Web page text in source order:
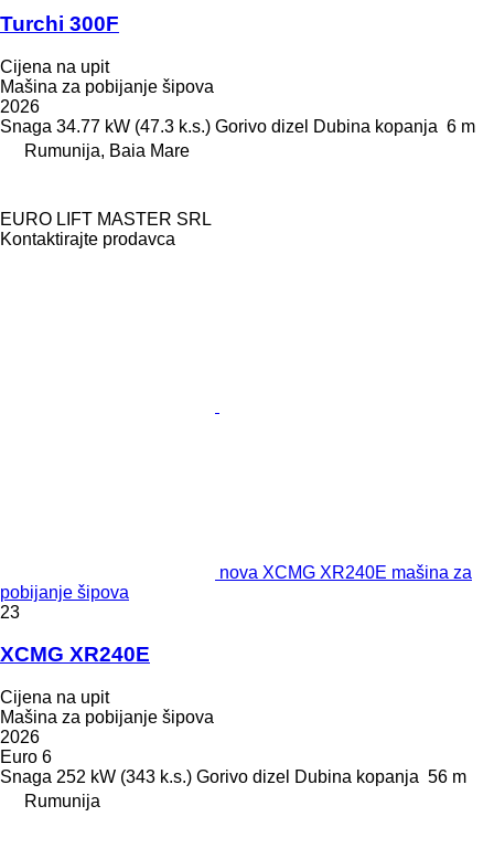
Turchi 300F
Cijena na upit
Mašina za pobijanje šipova
2026
Snaga 34.77 kW (47.3 k.s.) Gorivo dizel Dubina kopanja 6 m
Rumunija, Baia Mare
EURO LIFT MASTER SRL
Kontaktirajte prodavca
nova XCMG XR240E mašina za
pobijanje šipova
23
XCMG XR240E
Cijena na upit
Mašina za pobijanje šipova
2026
Euro 6
Snaga 252 kW (343 k.s.) Gorivo dizel Dubina kopanja 56 m
Rumunija